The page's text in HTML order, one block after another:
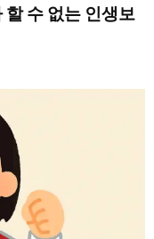
수 없는 인생보